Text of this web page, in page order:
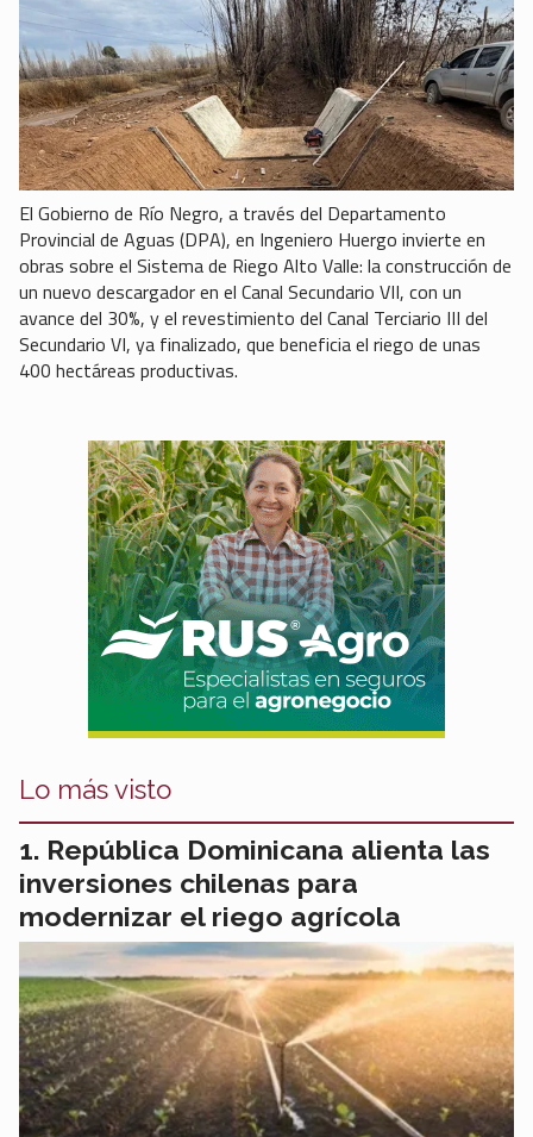
El Gobierno de Río Negro, a través del Departamento
Provincial de Aguas (DPA), en Ingeniero Huergo invierte en
obras sobre el Sistema de Riego Alto Valle: la construcción de
un nuevo descargador en el Canal Secundario VII, con un
avance del 30%, y el revestimiento del Canal Terciario III del
Secundario VI, ya finalizado, que beneficia el riego de unas
400 hectáreas productivas.
Lo más visto
República Dominicana alienta las
inversiones chilenas para
modernizar el riego agrícola